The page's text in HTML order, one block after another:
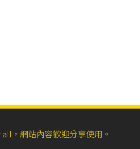
，網站內容歡迎分享使用。